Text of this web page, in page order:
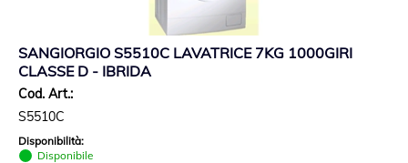
SANGIORGIO S5510C LAVATRICE 7KG 1000GIRI
CLASSE D - IBRIDA
Cod. Art.:
S5510C
Disponibilità:
Disponibile